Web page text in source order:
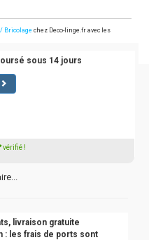
Bricolage chez Deco-linge.fr avec les
sous 14 jours
vérifié !
livraison gratuite
: les frais de ports sont